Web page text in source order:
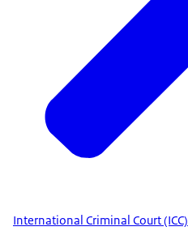
International Criminal Court (ICC)